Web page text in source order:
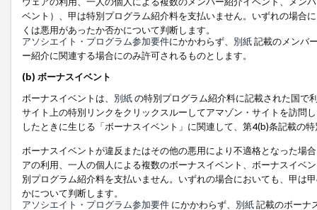
ベント）、甲は特別プログラム紹介料を支払いません。いずれの場合
くは悪用があったか否かについて判断します。
アソシエイト・プログラム参加要件にかかわらず、 別紙記載のメンバ
ー紹介に関連する場合にのみ許可されるものとします。
(b) ボーナスイベント
ボーナスイベントは、 別紙の特別プログラム紹介料に記載された国で
サイト上の特別リンクをクリックスルーしてアマゾン・サイトを訪問
したときに生じる「ボーナスイベント」に関連して、第4(b)条記載の
ボーナスイベントが違反またはその他の悪用により不適格となった場
アの利用、一人の個人による複数のボーナスイベント、ボーナスイベ
別プログラム紹介料を支払いません。いずれの場合においても、甲は
かについて判断します。
アソシエイト・プログラム参加要件 にかかわらず、 別紙記載のボーナ